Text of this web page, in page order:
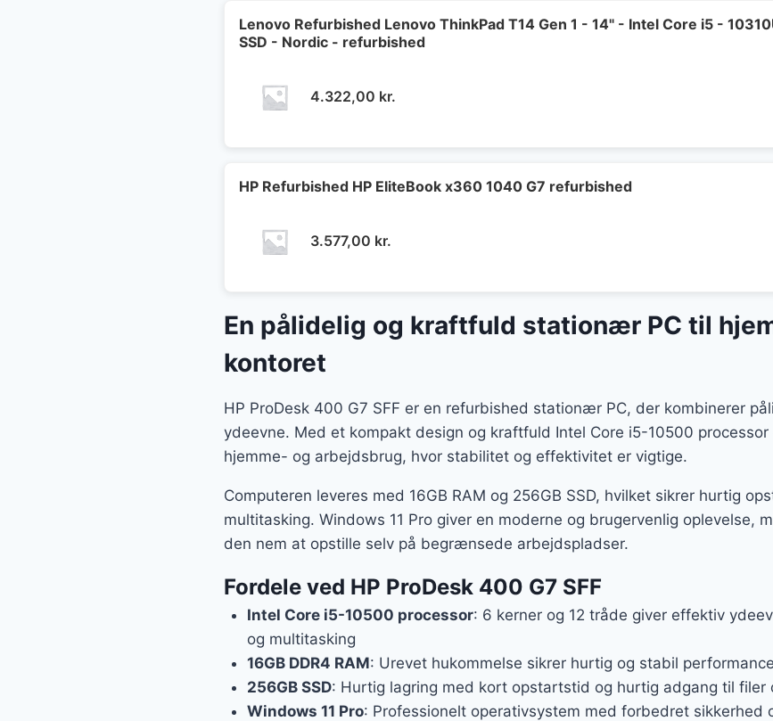
Lenovo Refurbished Lenovo ThinkPad T14 Gen 1 - 14" - Intel Core i5 -
SSD - Nordic - refurbished
4.322,00 kr.
HP Refurbished HP EliteBook x360 1040 G7 refurbished
3.577,00 kr.
En pålidelig og kraftfuld stationær PC til
kontoret
HP ProDesk 400 G7 SFF er en refurbished stationær PC, der kombinerer
ydeevne. Med et kompakt design og kraftfuld Intel Core i5-10500
hjemme- og arbejdsbrug, hvor stabilitet og effektivitet er vigtige.
Computeren leveres med 16GB RAM og 256GB SSD, hvilket sikrer hurtig
multitasking. Windows 11 Pro giver en moderne og brugervenlig oplevelse,
den nem at opstille selv på begrænsede arbejdspladser.
Fordele ved HP ProDesk 400 G7 SFF
Intel Core i5-10500 processor: 6 kerner og 12 tråde giver effektiv
og multitasking
16GB DDR4 RAM: Urevet hukommelse sikrer hurtig og stabil
256GB SSD: Hurtig lagring med kort opstartstid og hurtig adgang til filer
Windows 11 Pro: Professionelt operativsystem med forbedret